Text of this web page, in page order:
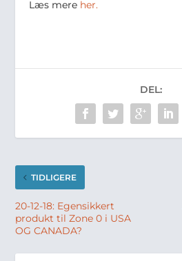
Læs mere her.
DEL:
TIDLIGERE
20-12-18: Egensikkert
produkt til Zone 0 i USA
OG CANADA?